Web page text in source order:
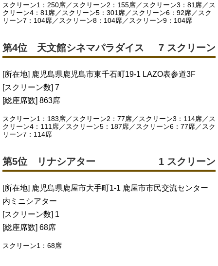
スクリーン1：250席／スクリーン2：155席／スクリーン3：81席／ス
クリーン4：81席／スクリーン5：301席／スクリーン6：92席／スク
リーン7：104席／スクリーン8：104席／スクリーン9：104席
第4位 天文館シネマパラダイス 7 スクリーン
[所在地] 鹿児島県鹿児島市東千石町19‐1 LAZO表参道3F
[スクリーン数] 7
[総座席数] 863席
スクリーン1：183席／スクリーン2：77席／スクリーン3：114席／ス
クリーン4：111席／スクリーン5：187席／スクリーン6：77席／スク
リーン7：114席
第5位 リナシアター 1 スクリーン
[所在地] 鹿児島県鹿屋市大手町1-1 鹿屋市市民交流センター
内ミニシアター
[スクリーン数] 1
[総座席数] 68席
スクリーン1：68席